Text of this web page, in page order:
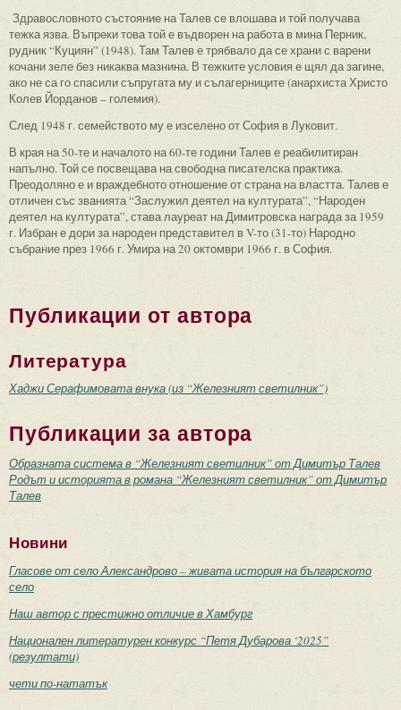
Здравословното състояние на Талев се влошава и той получава
тежка язва. Въпреки това той е въдворен на работа в мина Перник,
рудник “Куциян” (1948). Там Талев е трябвало да се храни с варени
кочани зеле без никаква мазнина. В тежките условия е щял да загине,
ако не са го спасили съпругата му и сълагерниците (анархиста Христо
Колев Йорданов – големия).
След 1948 г. семейството му е изселено от София в Луковит.
В края на 50-те и началото на 60-те години Талев е реабилитиран
напълно. Той се посвещава на свободна писателска практика.
Преодоляно е и враждебното отношение от страна на властта. Талев е
отличен със званията “Заслужил деятел на културата”, “Народен
деятел на културата”, става лауреат на Димитровска награда за 1959
г. Избран е дори за народен представител в V-то (31-то) Народно
събрание през 1966 г. Умира на 20 октомври 1966 г. в София.
Публикации от автора
Литература
Хаджи Серафимовата внука (из “Железният светилник”)
Публикации за автора
Образната система в “Железният светилник” от Димитър Талев
Родът и историята в романа “Железният светилник” от Димитър
Талев
Новини
Гласове от село Александрово – живата история на българското
село
Наш автор с престижно отличие в Хамбург
Национален литературен конкурс “Петя Дубарова ‘2025”
(резултати)
чети по-нататък